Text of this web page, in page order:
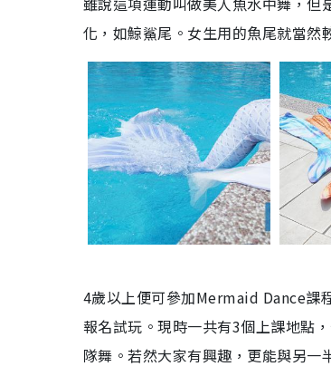
化，如鯨鯊尾。女生用的魚尾就當
4歲以上便可參加Mermaid Dance課
報名試玩。現時一共有3個上課地點
隊舞。若然大家有興趣，更能與另一